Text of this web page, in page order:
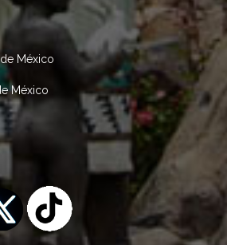
México
México